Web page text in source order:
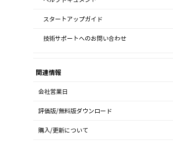
スタートアップガイド
技術サポートへのお問い合わせ
関連情報
会社営業日
評価版/無料版ダウンロード
購入/更新について